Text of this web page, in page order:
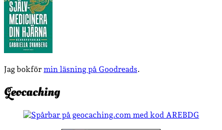
Jag bokför min läsning på Goodreads.
Geocaching